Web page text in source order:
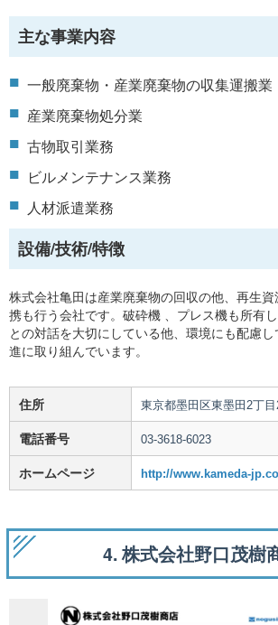
主な事業内容
一般廃棄物・産業廃棄物の収集運搬業
産業廃棄物処分業
古物取引業務
ビルメンテナンス業務
人材派遣業務
設備/技術/特徴
株式会社亀田は産業廃棄物の回収の他、再生
携も行う会社です。破砕機 、プレス機も所有
との対話を大切にしている他、環境にも配慮
進に取り組んでいます。
住所 東京都墨田区東墨田2丁
電話番号 03-3618-6023
ホームページ http://www.kameda-
4. 株式会社野口茂樹